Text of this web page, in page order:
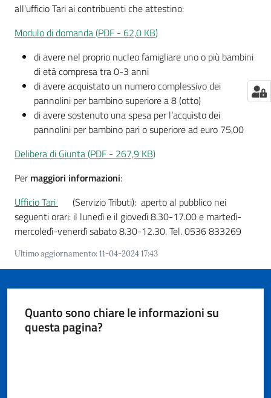
all'ufficio Tari ai contribuenti che attestino:
Modulo di domanda(PDF - 62,0 KB)
di avere nel proprio nucleo famigliare uno o più bambini
di età compresa tra 0-3 anni
di avere acquistato un numero complessivo dei
pannolini per bambino superiore a 8 (otto)
di avere sostenuto una spesa per l’acquisto dei
pannolini per bambino pari o superiore ad euro 75,00
Delibera di Giunta(PDF - 267,9 KB)
Permaggiori informazioni:
Ufficio Tari
(Servizio Tributi): aperto al pubblico nei
seguenti orari: il lunedì e il giovedì 8.30-17.00 e martedì-
mercoledì-venerdì sabato 8.30-12.30. Tel. 0536 833269
Ultimo aggiornamento:11-04-2024 17:43
Quanto sono chiare le informazioni su
questa pagina?